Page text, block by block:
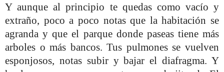
Y aunque al principio te quedas como vacío y
extraño, poco a poco notas que la habitación se
agranda y que el parque donde paseas tiene más
arboles o más bancos. Tus pulmones se vuelven
esponjosos, notas subir y bajar el diafragma. Y